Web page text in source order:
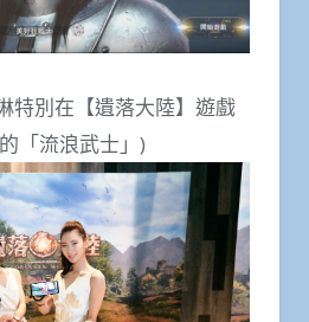
特別在【遺落大陸】遊戲
「流浪武士」)